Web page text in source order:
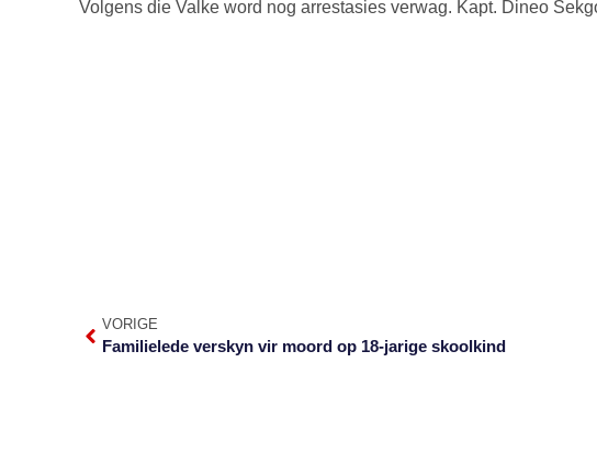
Volgens die Valke word nog arrestasies verwag. Kapt. Dineo
VORIGE
Familielede verskyn vir moord op 18-jarige skoolkind